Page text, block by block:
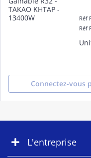
Réf
Réf
Connectez-vous
L'entreprise